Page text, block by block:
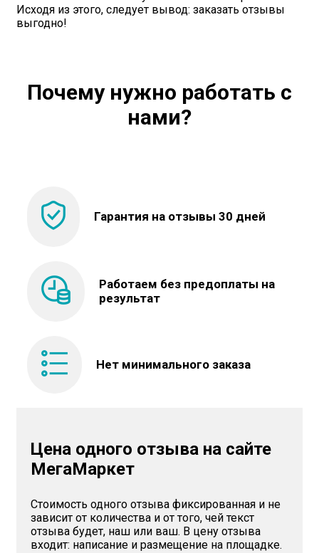
Исходя из этого, следует вывод: заказать отзывы
выгодно!
Почему нужно работать с
нами?
Гарантия на отзывы 30 дней
Работаем без предоплаты на
результат
Нет минимального заказа
Цена одного отзыва на сайте
МегаМаркет
Стоимость одного отзыва фиксированная и не
зависит от количества и от того, чей текст
отзыва будет, наш или ваш. В цену отзыва
входит: написание и размещение на площадке.